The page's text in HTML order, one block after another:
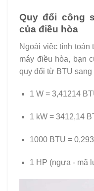
Quy đổi công
của điều hòa
Ngoài việc tính toán
máy điều hòa, bạn
quy đổi từ BTU sang
1 W = 3,41214
1 kW = 3412,14
1000 BTU =
1 HP (ngựa - mã